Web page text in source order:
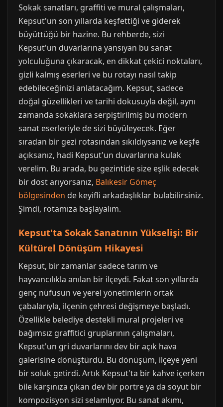
Sokak sanatları, graffiti ve mural çalışmaları,
Kepsut'un son yıllarda keşfettiği ve giderek
büyüttüğü bir hazine. Bu rehberde, sizi
Kepsut'un duvarlarına yansıyan bu sanat
yolculuğuna çıkaracak, en dikkat çekici noktaları,
gizli kalmış eserleri ve bu rotayı nasıl takip
edebileceğinizi anlatacağım. Kepsut, sadece
doğal güzellikleri ve tarihi dokusuyla değil, aynı
zamanda sokaklara serpiştirilmiş bu modern
sanat eserleriyle de sizi büyüleyecek. Eğer
sıradan bir gezi rotasından sıkıldıysanız ve keşfe
açıksanız, hadi Kepsut'un duvarlarına kulak
verelim. Bu arada, bu gezintide size eşlik edecek
bir dost arıyorsanız, Balıkesir Gömeç
bölgesinden de keyifli arkadaşlıklar bulabilirsiniz.
Şimdi, rotamıza başlayalım.
Kepsut'ta Sokak Sanatının Yükselişi: Bir
Kültürel Dönüşüm Hikayesi
Kepsut, bir zamanlar sadece tarım ve
hayvancılıkla anılan bir ilçeydi. Fakat son yıllarda
genç nüfusun ve yerel yönetimlerin ortak
çabalarıyla, ilçenin çehresi değişmeye başladı.
Özellikle belediye destekli mural projeleri ve
bağımsız graffitici gruplarının çalışmaları,
Kepsut'un gri duvarlarını dev bir açık hava
galerisine dönüştürdü. Bu dönüşüm, ilçeye yeni
bir soluk getirdi. Artık Kepsut'ta bir kahve içerken
bile karşınıza çıkan dev bir portre ya da soyut bir
kompozisyon sizi selamlıyor. Bu sanat akımı,